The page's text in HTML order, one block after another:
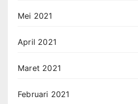
Mei 2021
April 2021
Maret 2021
Februari 2021